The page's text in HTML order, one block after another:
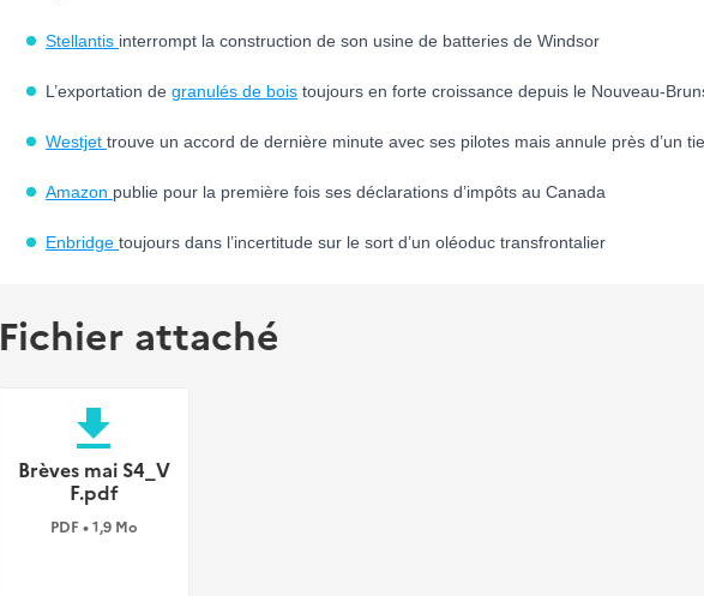
Stellantis interrompt la construction de son usine de batteries de Windsor
L’exportation de granulés de bois toujours en forte croissance depuis le Nouveau-
Westjet trouve un accord de dernière minute avec ses pilotes mais annule près d’un
Amazon publie pour la première fois ses déclarations d’impôts au Canada
Enbridge toujours dans l’incertitude sur le sort d’un oléoduc transfrontalier
Fichier attaché
file_download
Brèves mai S4_V
F.pdf
PDF • 1,9 Mo